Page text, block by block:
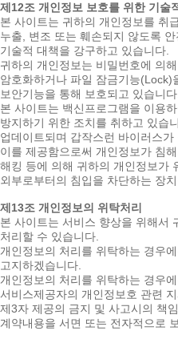
제12조 개인정보 보호를 위한 기술
본 사이트는 귀하의 개인정보를 취
누출, 변조 또는 훼손되지 않도록
기술적 대책을 강구하고 있습니다.
귀하의 개인정보는 비밀번호에 의
암호화하거나 파일 잠금기능(Lock)
보안기능을 통해 보호되고 있습니
본 사이트는 백신프로그램을 이용
방지하기 위한 조치를 취하고 있습
업데이트되며 갑작스런 바이러스
이를 제공함으로써 개인정보가 침
해킹 등에 의해 귀하의 개인정보가
외부로부터의 침입을 차단하는 장
제13조 개인정보의 위탁처리
본 사이트는 서비스 향상을 위해서
처리할 수 있습니다.
개인정보의 처리를 위탁하는 경우
고지하겠습니다.
개인정보의 처리를 위탁하는 경우
서비스제공자의 개인정보호 관련
제3자 제공의 금지 및 사고시의 책
계약내용을 서면 또는 전자적으로